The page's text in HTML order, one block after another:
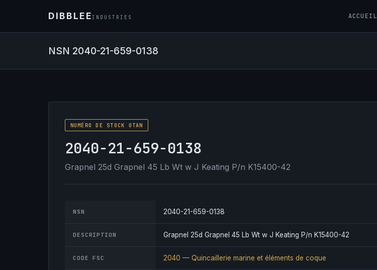
DIBBLEEINDUSTRIES ACCUEIL
NSN 2040-21-659-0138
NUMÉRO DE STOCK OTAN
2040-21-659-0138
Grapnel 25d Grapnel 45 Lb Wt w J Keating P/n K15400-42
NSN 2040-21-659-0138
DESCRIPTION Grapnel 25d Grapnel 45 Lb Wt w J Keating P/n K15400-42
CODE FSC 2040 — Quincaillerie marine et éléments de coque